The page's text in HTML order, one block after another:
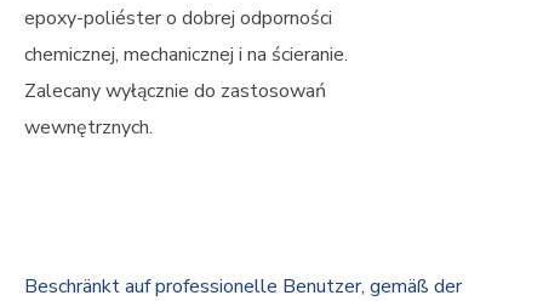
epoxy-poliéster o dobrej odporności
chemicznej, mechanicznej i na ścieranie.
Zalecany wyłącznie do zastosowań
wewnętrznych.
Beschränkt auf professionelle Benutzer, gemäß der